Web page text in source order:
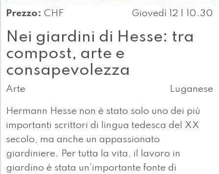
Prezzo: CHF Giovedì 12 | 10.30
Nei giardini di Hesse: tra
compost, arte e
consapevolezza
Arte Luganese
Hermann Hesse non è stato solo uno dei più
importanti scrittori di lingua tedesca del XX
secolo, ma anche un appassionato
giardiniere. Per tutta la vita, il lavoro in
giardino è stata un’importante fonte di